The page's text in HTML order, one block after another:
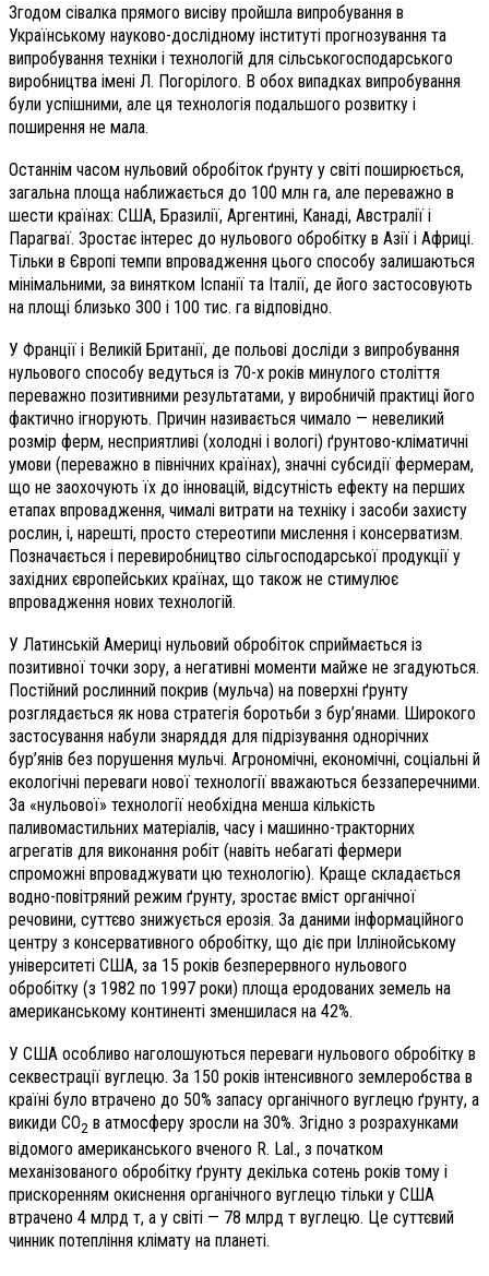
Згодом сівалка прямого висіву пройшла випробування в
Українському науково-дослідному інституті прогнозування та
випробування техніки і технологій для сільськогосподарського
виробництва імені Л. Погорілого. В обох випадках випробування
були успішними, але ця технологія подальшого розвитку і
поширення не мала.
Останнім часом нульовий обробіток ґрунту у світі поширюється,
загальна площа наближається до 100 млн га, але переважно в
шести країнах: США, Бразилії, Аргентині, Канаді, Австралії і
Парагваї. Зростає інтерес до нульового обробітку в Азії і Африці.
Тільки в Європі темпи впровадження цього способу залишаються
мінімальними, за винятком Іспанії та Італії, де його застосовують
на площі близько 300 і 100 тис. га відповідно.
У Франції і Великій Британії, де польові досліди з випробування
нульового способу ведуться із 70-х років минулого століття
переважно позитивними результатами, у виробничій практиці його
фактично ігнорують. Причин називається чимало — невеликий
розмір ферм, несприятливі (холодні і вологі) ґрунтово-кліматичні
умови (переважно в північних країнах), значні субсидії фермерам,
що не заохочують їх до інновацій, відсутність ефекту на перших
етапах впровадження, чималі витрати на техніку і засоби захисту
рослин, і, нарешті, просто стереотипи мислення і консерватизм.
Позначається і перевиробництво сільгосподарської продукції у
західних європейських країнах, що також не стимулює
впровадження нових технологій.
У Латинській Америці нульовий обробіток сприймається із
позитивної точки зору, а негативні моменти майже не згадуються.
Постійний рослинний покрив (мульча) на поверхні ґрунту
розглядається як нова стратегія боротьби з бур’янами. Широкого
застосування набули знаряддя для підрізування однорічних
бур’янів без порушення мульчі. Агрономічні, економічні, соціальні й
екологічні переваги нової технології вважаються беззаперечними.
За «нульової» технології необхідна менша кількість
паливомастильних матеріалів, часу і машинно-тракторних
агрегатів для виконання робіт (навіть небагаті фермери
спроможні впроваджувати цю технологію). Краще складається
водно-повітряний режим ґрунту, зростає вміст органічної
речовини, суттєво знижується ерозія. За даними інформаційного
центру з консервативного обробітку, що діє при Іллінойському
університеті США, за 15 років безперервного нульового
обробітку (з 1982 по 1997 роки) площа еродованих земель на
американському континенті зменшилася на 42%.
У США особливо наголошуються переваги нульового обробітку в
секвестрації вуглецю. За 150 років інтенсивного землеробства в
країні було втрачено до 50% запасу органічного вуглецю ґрунту, а
викиди СО2 в атмосферу зросли на 30%. Згідно з розрахунками
відомого американського вченого R. Lal., з початком
механізованого обробітку ґрунту декілька сотень років тому і
прискоренням окиснення органічного вуглецю тільки у США
втрачено 4 млрд т, а у світі — 78 млрд т вуглецю. Це суттєвий
чинник потепління клімату на планеті.